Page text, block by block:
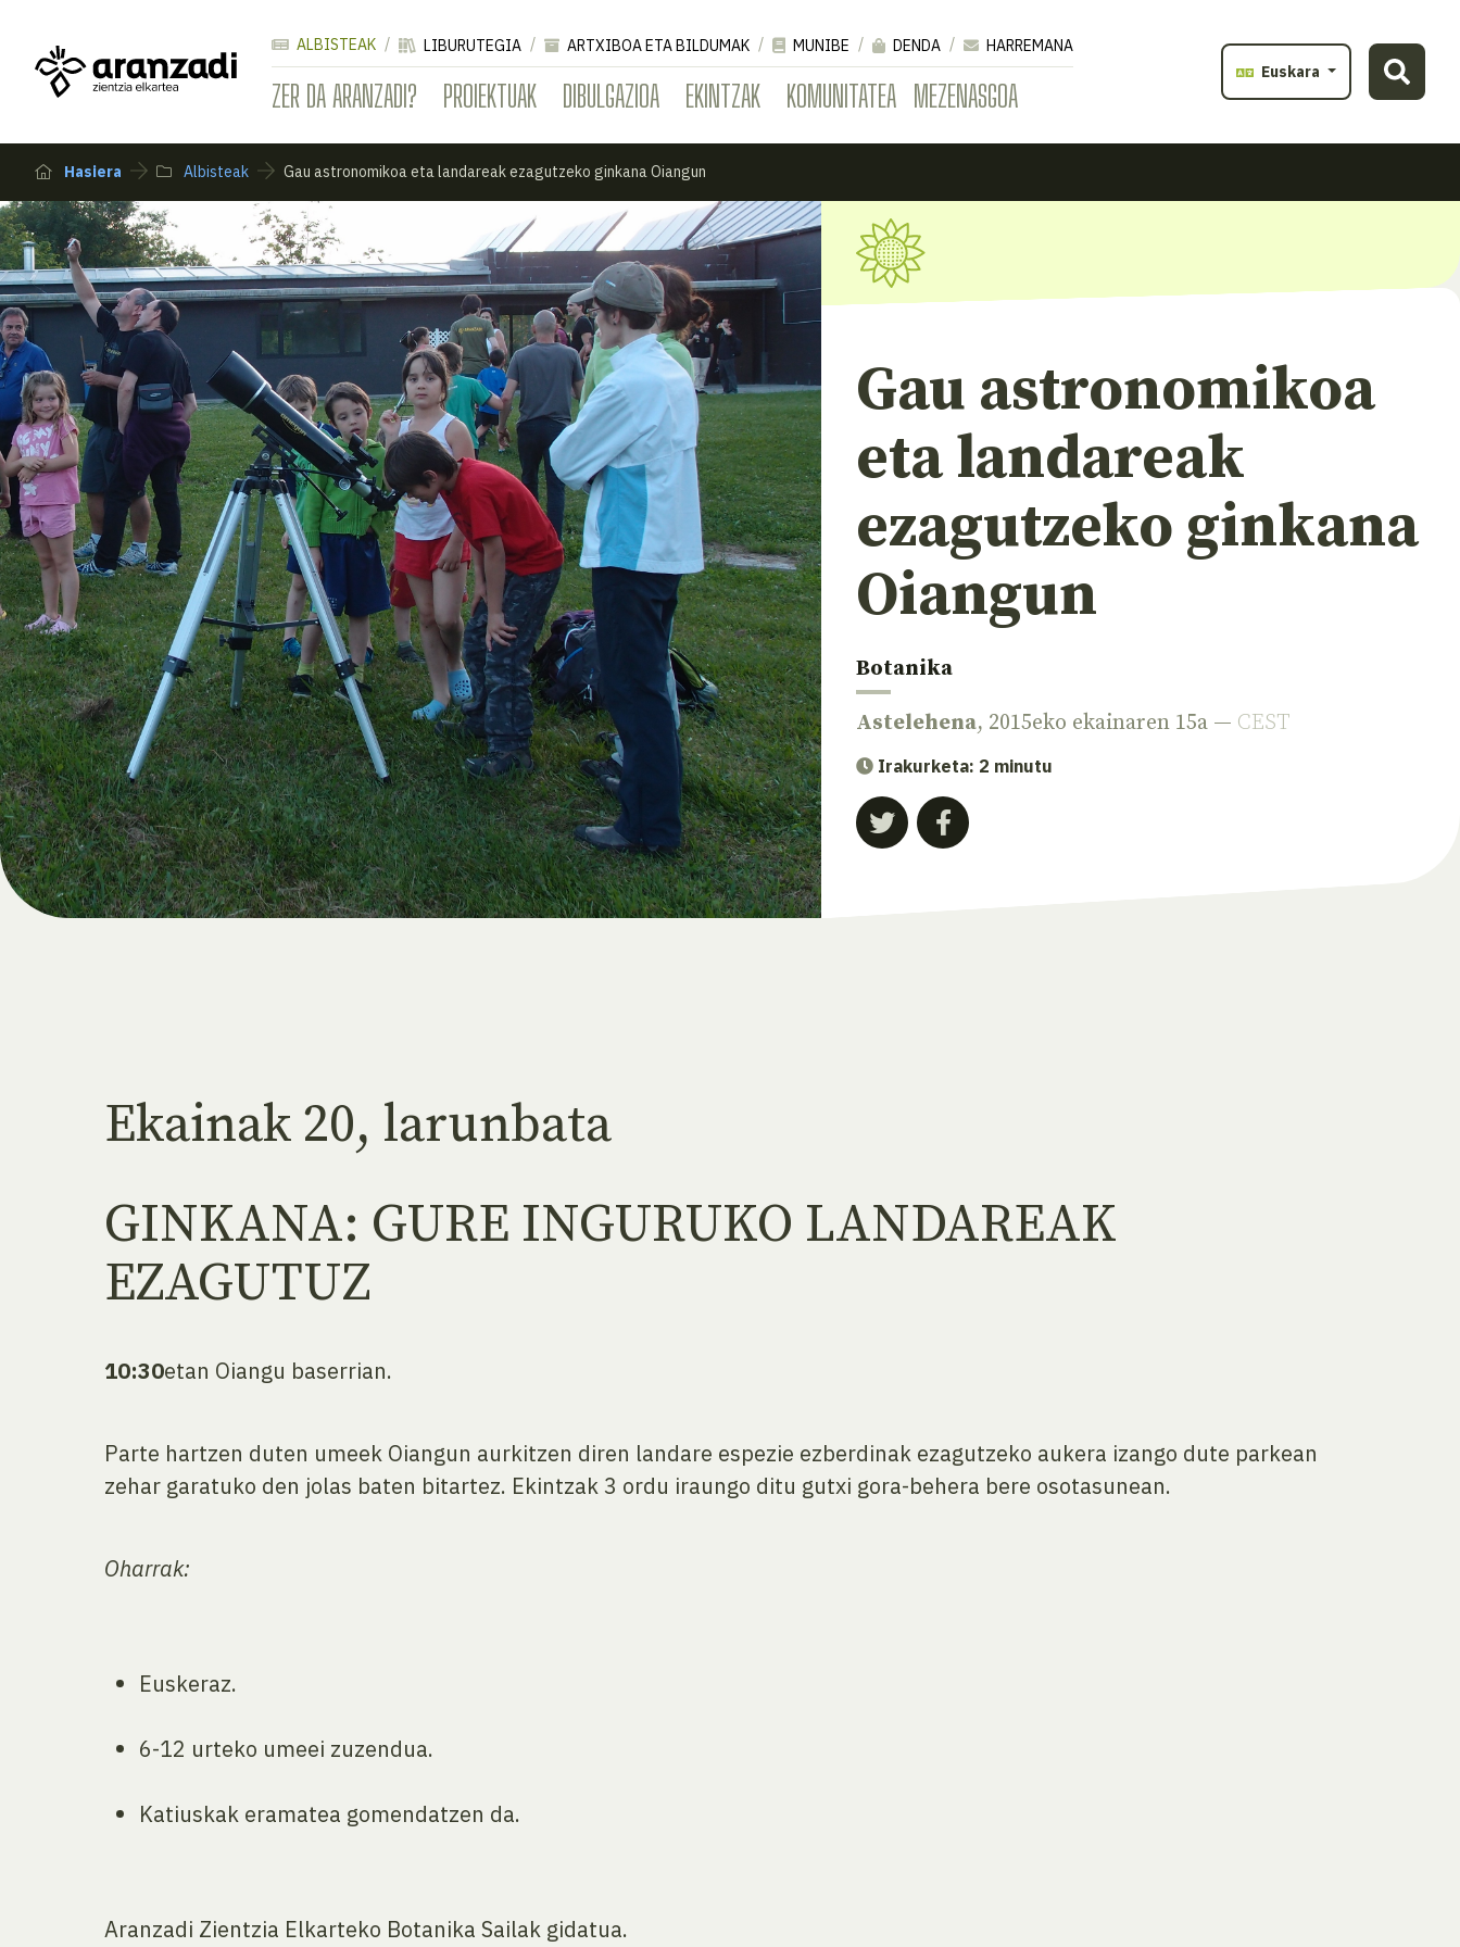
ZER DA ARANZADI? PROIEKTUAK DIBULGAZIOA EKINTZAK KOMUNITATEA MEZENASGOA
ALBISTEAK LIBURUTEGIA ARTXIBOA ETA BILDUMAK MUNIBE DENDA
HARREMANA
Euskara
Hasiera Albisteak Gau astronomikoa eta landareak ezagutzeko ginkana Oiangun
Gau astronomikoa
eta landareak
ezagutzeko ginkana
Oiangun
Botanika
Astelehena, 2015eko ekainaren 15a — CEST
Irakurketa: 2 minutu
Ekainak 20, larunbata
GINKANA: GURE INGURUKO LANDAREAK
EZAGUTUZ
10:30etan Oiangu baserrian.
Parte hartzen duten umeek Oiangun aurkitzen diren landare espezie ezberdinak ezagutzeko aukera izango dute parkean
zehar garatuko den jolas baten bitartez. Ekintzak 3 ordu iraungo ditu gutxi gora-behera bere osotasunean.
Oharrak:
Euskeraz.
6-12 urteko umeei zuzendua.
Katiuskak eramatea gomendatzen da.
Aranzadi Zientzia Elkarteko Botanika Sailak gidatua.